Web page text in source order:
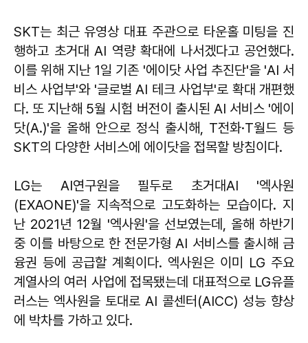
SKT는 최근 유영상 대표 주관으로 타운홀 미팅을 진
행하고 초거대 AI 역량 확대에 나서겠다고 공언했다.
이를 위해 지난 1일 기존 '에이닷 사업 추진단'을 'AI 서
비스 사업부'와 '글로벌 AI 테크 사업부'로 확대 개편했
다. 또 지난해 5월 시험 버전이 출시된 AI 서비스 '에이
닷(A.)'을 올해 안으로 정식 출시해, T전화·T월드 등
SKT의 다양한 서비스에 에이닷을 접목할 방침이다.
LG는 AI연구원을 필두로 초거대AI '엑사원
(EXAONE)'을 지속적으로 고도화하는 모습이다. 지
난 2021년 12월 '엑사원'을 선보였는데, 올해 하반기
중 이를 바탕으로 한 전문가형 AI 서비스를 출시해 금
융권 등에 공급할 계획이다. 엑사원은 이미 LG 주요
계열사의 여러 사업에 접목됐는데 대표적으로 LG유플
러스는 엑사원을 토대로 AI 콜센터(AICC) 성능 향상
에 박차를 가하고 있다.